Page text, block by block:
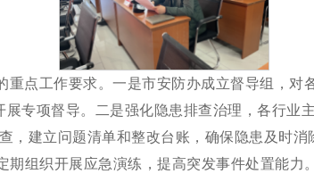
重点工作要求。一是市安防办成立督导组， 对
展专项督导。 二是强化隐患排查治理，各行业
，建立问题清单和整改台账，确保隐患及时消
组织开展应急演练，提高突发事件处置能力。